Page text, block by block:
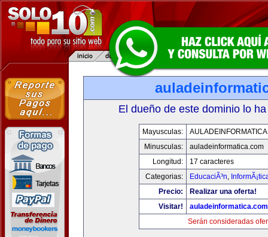
El dueño de este dominio lo
Mayusculas:
Minusculas:
auladeinformatica.com
Longitud:
17 caracteres
Categorias:
EducaciÃ³n,
Precio:
Realizar una oferta!
Visitar!
auladeinformatica.com
Serán consideradas